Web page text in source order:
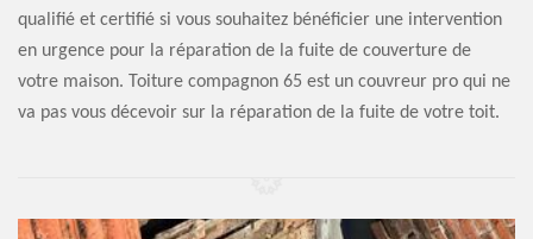
qualifié et certifié si vous souhaitez bénéficier une intervention
en urgence pour la réparation de la fuite de couverture de
votre maison. Toiture compagnon 65 est un couvreur pro qui ne
va pas vous décevoir sur la réparation de la fuite de votre toit.